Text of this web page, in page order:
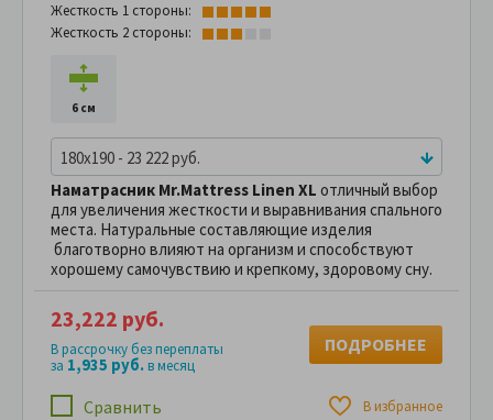
Жесткость 1 стороны:
Жесткость 2 стороны:
6 см
180x190 - 23 222 руб.
Наматрасник Mr.Mattress Linen XL отличный выбор
для увеличения жесткости и выравнивания спального
места. Натуральные составляющие изделия
благотворно влияют на организм и способствуют
хорошему самочувствию и крепкому, здоровому сну.
Сравнить В избранное
23,222 руб.
В рассрочку без переплаты
за 1,935 руб.в месяц
ПОДРОБНЕЕ